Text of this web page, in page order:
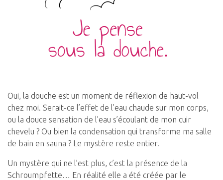
Oui, la douche est un moment de réflexion de haut-vol
chez moi. Serait-ce l’effet de l’eau chaude sur mon corps,
ou la douce sensation de l’eau s’écoulant de mon cuir
chevelu ? Ou bien la condensation qui transforme ma salle
de bain en sauna ? Le mystère reste entier.
Un mystère qui ne l’est plus, c’est la présence de la
Schroumpfette… En réalité elle a été créée par le